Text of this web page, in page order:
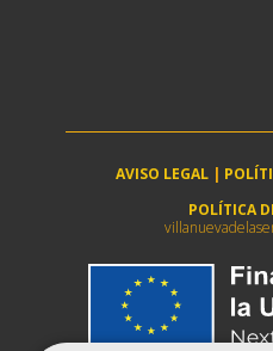
AVISO LEGAL |
POLÍTICA